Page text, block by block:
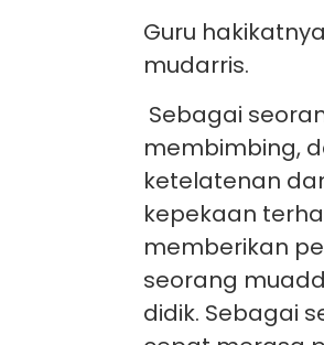
Guru
mudarris.
Sebagai
membimbing,
ketelatenan
kepekaan
memberikan
seorang
didik. Sebagai